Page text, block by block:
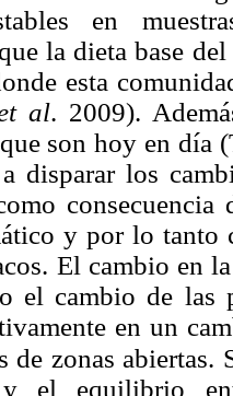
en
la dieta base
esta
al. 2009).
son hoy en día
disparar los
consecuencia
y por lo tanto
El cambio en
el cambio de las
en un
de zonas abiertas.
y el equilibrio